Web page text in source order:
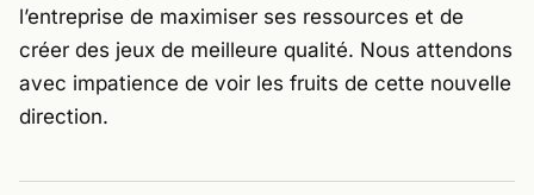
l’entreprise de maximiser ses ressources et de
créer des jeux de meilleure qualité. Nous attendons
avec impatience de voir les fruits de cette nouvelle
direction.